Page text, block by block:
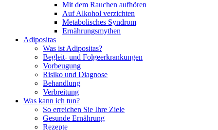
Mit dem Rauchen aufhören
Auf Alkohol verzichten
Metabolisches Syndrom
Ernährungsmythen
Adipositas
Was ist Adipositas?
Begleit- und Folgeerkrankungen
Vorbeugung
Risiko und Diagnose
Behandlung
Verbreitung
Was kann ich tun?
So erreichen Sie Ihre Ziele
Gesunde Ernährung
Rezepte